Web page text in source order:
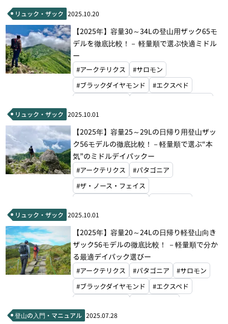
#ドイター
#ハイパーライトマウンテンギア
#グレゴリー
#ミステリーランチ
#モンベル
#マウンテンローレルデザイン
リュック・ザック 2025.10.20
【2025年】容量30～34Lの登山用ザック65モ
デルを徹底比較！－ 軽量順で選ぶ快適ミドル
ー
#アークテリクス
#サロモン
#ブラックダイヤモンド
#エクスペド
#ホグロフス
#オスプレー
#ハイパーライトマウンテンギア
#アルティメイトディレクション
#グレゴリー
#ミステリーランチ
#モンベル
リュック・ザック 2025.10.01
【2025年】容量25～29Lの日帰り用登山ザッ
ク56モデルの徹底比較！－軽量順で選ぶ“本
気”のミドルデイパックー
#アークテリクス
#パタゴニア
#ザ・ノース・フェイス
#グラナイトギア
#ホグロフス
#ドイター
#オスプレー
#マタドール
#ハイパーライトマウンテンギア
#グレゴリー
#ミステリーランチ
#ゼログラム
#モンベル
#マウンテンローレルデザイン
リュック・ザック 2025.10.01
【2025年】容量20～24Lの日帰り軽登山向き
ザック56モデルの徹底比較！ －軽量順で分か
る最適デイパック選びー
#アークテリクス #パタゴニア
#サロモン
#ブラックダイヤモンド
#エクスペド
#グラナイトギア
登山の入門・マニュアル 2025.07.28